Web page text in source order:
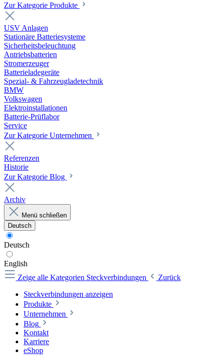
Zur Kategorie Produkte
USV Anlagen
Stationäre Batteriesysteme
Sicherheitsbeleuchtung
Antriebsbatterien
Stromerzeuger
Batterieladegeräte
Spezial- & Fahrzeugladetechnik
BMW
Volkswagen
Elektroinstallationen
Batterie-Prüflabor
Service
Zur Kategorie Unternehmen
Referenzen
Historie
Zur Kategorie Blog
Archiv
Menü schließen
Deutsch
Deutsch
English
Zeige alle Kategorien Steckverbindungen
Zurück
Steckverbindungen anzeigen
Produkte
Unternehmen
Blog
Kontakt
Karriere
eShop